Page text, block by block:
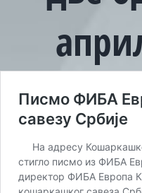
Larger
Image